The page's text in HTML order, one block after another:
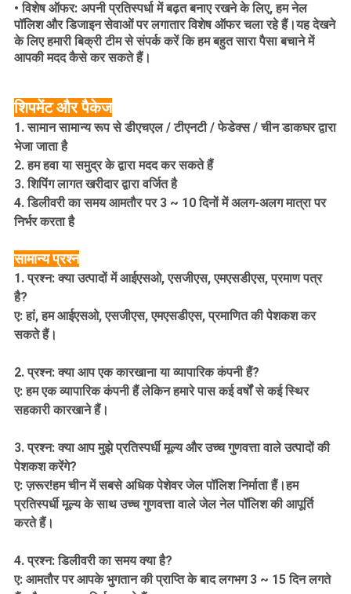
• विशेष ऑफर: अपनी प्रतिस्पर्धा में बढ़त बनाए रखने के लिए, हम नेल
पॉलिश और डिजाइन सेवाओं पर लगातार विशेष ऑफर चला रहे हैं।यह देखने
के लिए हमारी बिक्री टीम से संपर्क करें कि हम बहुत सारा पैसा बचाने में
आपकी मदद कैसे कर सकते हैं।
शिपमेंट और पैकेज
1. सामान सामान्य रूप से डीएचएल / टीएनटी / फेडेक्स / चीन डाकघर द्वारा
भेजा जाता है
2. हम हवा या समुद्र के द्वारा मदद कर सकते हैं
3. शिपिंग लागत खरीदार द्वारा वर्जित है
4. डिलीवरी का समय आमतौर पर 3 ~ 10 दिनों में अलग-अलग मात्रा पर
निर्भर करता है
सामान्य प्रश्न
1. प्रश्न: क्या उत्पादों में आईएसओ, एसजीएस, एमएसडीएस, प्रमाण पत्र
है?
ए: हां, हम आईएसओ, एसजीएस, एमएसडीएस, प्रमाणित की पेशकश कर
सकते हैं।
2. प्रश्न: क्या आप एक कारखाना या व्यापारिक कंपनी हैं?
ए: हम एक व्यापारिक कंपनी हैं लेकिन हमारे पास कई वर्षों से कई स्थिर
सहकारी कारखाने हैं।
3. प्रश्न: क्या आप मुझे प्रतिस्पर्धी मूल्य और उच्च गुणवत्ता वाले उत्पादों की
पेशकश करेंगे?
ए: ज़रूर!हम चीन में सबसे अधिक पेशेवर जेल पॉलिश निर्माता हैं।हम
प्रतिस्पर्धी मूल्य के साथ उच्च गुणवत्ता वाले जेल नेल पॉलिश की आपूर्ति
करते हैं।
4. प्रश्न: डिलीवरी का समय क्या है?
ए: आमतौर पर आपके भुगतान की प्राप्ति के बाद लगभग 3 ~ 15 दिन लगते